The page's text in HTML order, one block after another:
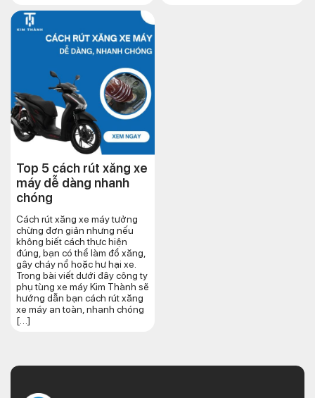
Top 5 cách rút xăng xe
máy dễ dàng nhanh
chóng
Cách rút xăng xe máy tưởng
chừng đơn giản nhưng nếu
không biết cách thực hiện
đúng, bạn có thể làm đổ xăng,
gây cháy nổ hoặc hư hại xe.
Trong bài viết dưới đây công ty
phụ tùng xe máy Kim Thành sẽ
hướng dẫn bạn cách rút xăng
xe máy an toàn, nhanh chóng
[…]